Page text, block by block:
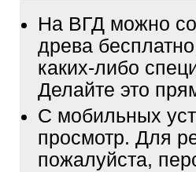
На ВГД можно
древа
каких-либо
Делайте это
С мобильных
просмотр. Для
пожалуйста,